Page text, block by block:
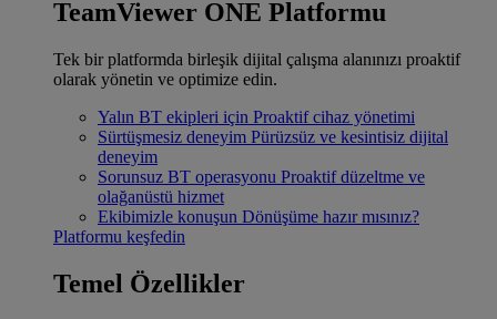
TeamViewer ONE Platformu
Tek bir platformda birleşik dijital çalışma alanınızı proaktif
olarak yönetin ve optimize edin.
Yalın BT ekipleri için Proaktif cihaz yönetimi
Sürtüşmesiz deneyim Pürüzsüz ve kesintisiz dijital
deneyim
Sorunsuz BT operasyonu Proaktif düzeltme ve
olağanüstü hizmet
Ekibimizle konuşun Dönüşüme hazır mısınız?
Platformu keşfedin
Temel Özellikler